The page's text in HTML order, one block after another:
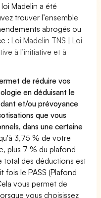
Madelin a été
trouver l’ensemble
abrogés ou
:Loi Madelin TNS | Loi
à l’initiative et à
de réduire vos
en déduisant le
et/ou prévoyance
que vous
dans une certaine
3,75 % de votre
plus 7 % du plafond
total des déductions est
le PASS (Plafond
vous permet de
vous choisissez